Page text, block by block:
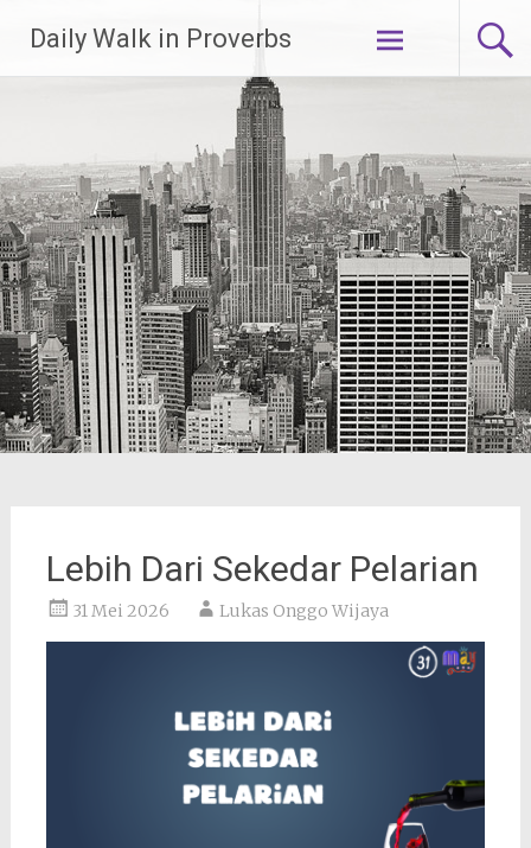
konten
Daily Walk in Proverbs
Lebih Dari Sekedar Pelarian
31 Mei 2026 Lukas Onggo Wijaya